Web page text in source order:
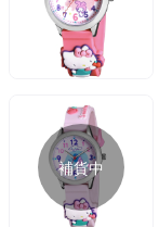
補貨中